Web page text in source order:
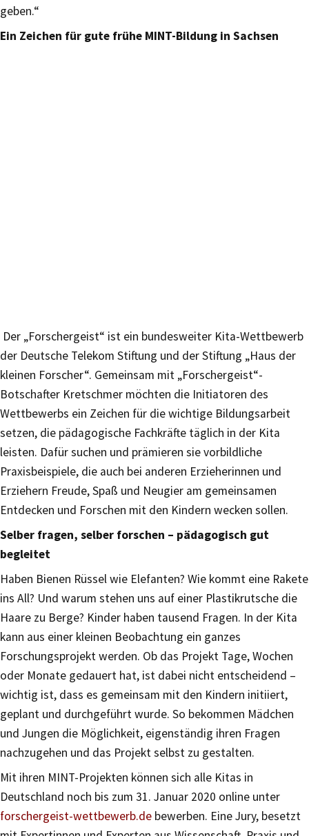
geben.“
Ein Zeichen für gute frühe MINT-Bildung in Sachsen
Der „Forschergeist“ ist ein bundesweiter Kita-Wettbewerb
der Deutsche Telekom Stiftung und der Stiftung „Haus der
kleinen Forscher“. Gemeinsam mit „Forschergeist“-
Botschafter Kretschmer möchten die Initiatoren des
Wettbewerbs ein Zeichen für die wichtige Bildungsarbeit
setzen, die pädagogische Fachkräfte täglich in der Kita
leisten. Dafür suchen und prämieren sie vorbildliche
Praxisbeispiele, die auch bei anderen Erzieherinnen und
Erziehern Freude, Spaß und Neugier am gemeinsamen
Entdecken und Forschen mit den Kindern wecken sollen.
Selber fragen, selber forschen – pädagogisch gut
begleitet
Haben Bienen Rüssel wie Elefanten? Wie kommt eine Rakete
ins All? Und warum stehen uns auf einer Plastikrutsche die
Haare zu Berge? Kinder haben tausend Fragen. In der Kita
kann aus einer kleinen Beobachtung ein ganzes
Forschungsprojekt werden. Ob das Projekt Tage, Wochen
oder Monate gedauert hat, ist dabei nicht entscheidend –
wichtig ist, dass es gemeinsam mit den Kindern initiiert,
geplant und durchgeführt wurde. So bekommen Mädchen
und Jungen die Möglichkeit, eigenständig ihren Fragen
nachzugehen und das Projekt selbst zu gestalten.
Mit ihren MINT-Projekten können sich alle Kitas in
Deutschland noch bis zum 31. Januar 2020 online unter
forschergeist-wettbewerb.de bewerben. Eine Jury, besetzt